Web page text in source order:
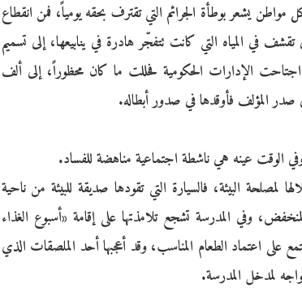
يشعر بوطأة الجرائم التي تقترف بحقه يومياً، فمن انقطاع
تقشف في المياه التي كانت تتفجّر هادرة في ينابيعها، إلى تسميم
الإدارات الحكومية فحللت ما كان محظوراً، إلى ألف
المؤلف فأوقدها في صدور أبطاله.
الوقت عينه هي ناشطة اجتماعية مناهضة للفساد.
لمصلحة البيئة، فالسيارة التي تقودها صديقة للبيئة من ناحية
المنخفض، وفي المدرسة تشجع تلامذتها على إقامة «أسبوع الغذاء
على اعتماد الطعام المناسب، وقد أعجبها أحد الملصقات الذي
لمدخل المدرسة.